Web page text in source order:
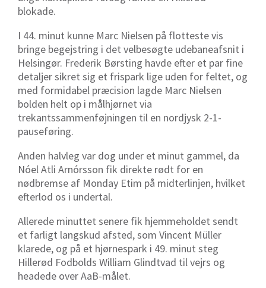
blokade.
I 44. minut kunne Marc Nielsen på flotteste vis
bringe begejstring i det velbesøgte udebaneafsnit i
Helsingør. Frederik Børsting havde efter et par fine
detaljer sikret sig et frispark lige uden for feltet, og
med formidabel præcision lagde Marc Nielsen
bolden helt op i målhjørnet via
trekantssammenføjningen til en nordjysk 2-1-
pauseføring.
Anden halvleg var dog under et minut gammel, da
Nóel Atli Arnórsson fik direkte rødt for en
nødbremse af Monday Etim på midterlinjen, hvilket
efterlod os i undertal.
Allerede minuttet senere fik hjemmeholdet sendt
et farligt langskud afsted, som Vincent Müller
klarede, og på et hjørnespark i 49. minut steg
Hillerød Fodbolds William Glindtvad til vejrs og
headede over AaB-målet.